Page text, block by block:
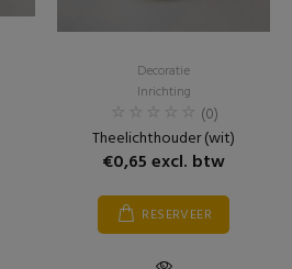
Decoratie
Inrichting
(0)
Theelichthouder (wit)
€0,65 excl. btw
RESERVEER